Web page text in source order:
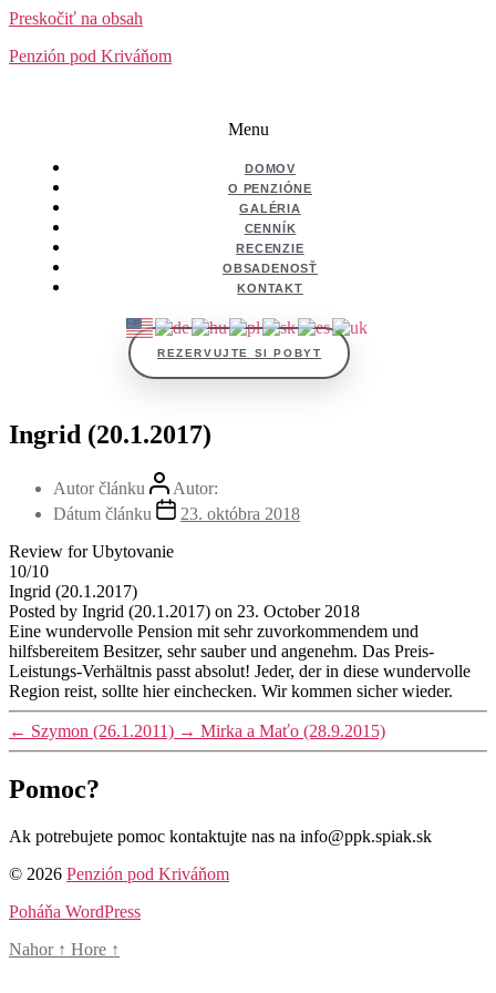
Preskočiť na obsah
Penzión pod Kriváňom
Menu
DOMOV
O PENZIÓNE
GALÉRIA
CENNÍK
RECENZIE
OBSADENOSŤ
KONTAKT
REZERVUJTE SI POBYT
Ingrid (20.1.2017)
Autor článku
Autor:
Dátum článku
23. októbra 2018
Review for Ubytovanie
10/10
Ingrid (20.1.2017)
Posted by Ingrid (20.1.2017) on 23. October 2018
Eine wundervolle Pension mit sehr zuvorkommendem und
hilfsbereitem Besitzer, sehr sauber und angenehm. Das Preis-
Leistungs-Verhältnis passt absolut! Jeder, der in diese wundervolle
Region reist, sollte hier einchecken. Wir kommen sicher wieder.
← Szymon (26.1.2011) → Mirka a Maťo (28.9.2015)
Pomoc?
Ak potrebujete pomoc kontaktujte nas na info@ppk.spiak.sk
© 2026 Penzión pod Kriváňom
Poháňa WordPress
Nahor ↑ Hore ↑